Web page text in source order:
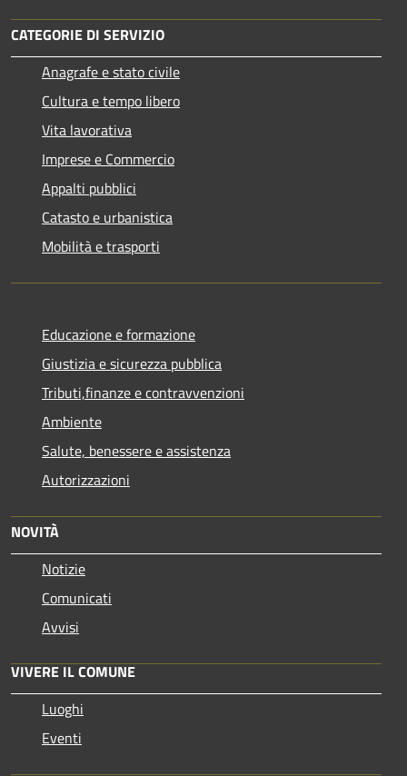
CATEGORIE DI SERVIZIO
Anagrafe e stato civile
Cultura e tempo libero
Vita lavorativa
Imprese e Commercio
Appalti pubblici
Catasto e urbanistica
Mobilità e trasporti
Educazione e formazione
Giustizia e sicurezza pubblica
Tributi,finanze e contravvenzioni
Ambiente
Salute, benessere e assistenza
Autorizzazioni
NOVITÀ
Notizie
Comunicati
Avvisi
VIVERE IL COMUNE
Luoghi
Eventi